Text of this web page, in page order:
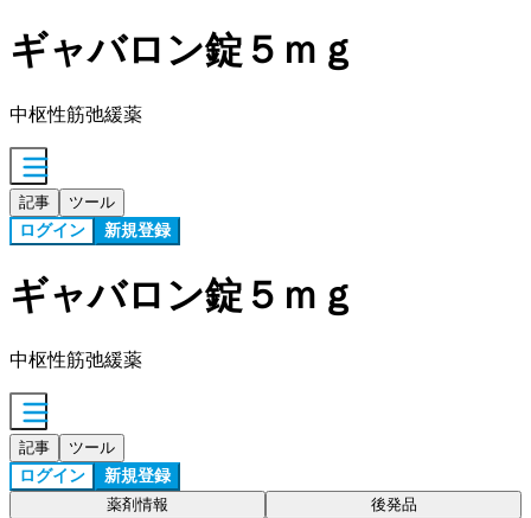
ギャバロン錠５ｍｇ
中枢性筋弛緩薬
記事 ツール
ログイン 新規登録
ギャバロン錠５ｍｇ
中枢性筋弛緩薬
記事 ツール
ログイン 新規登録
薬剤情報 後発品